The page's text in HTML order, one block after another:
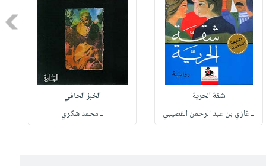
شقة الحرية
لـ غازي بن عبد الرحمن القصيبي
الخبز الحافي
لـ محمد شكري